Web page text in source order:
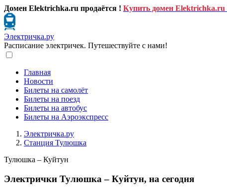
Домен Elektrichka.ru продаётся ! Купить домен Elektrichka.ru
Электричка.ру
Расписание электричек. Путешествуйте с нами!
Главная
Новости
Билеты на самолёт
Билеты на поезд
Билеты на автобус
Билеты на Аэроэкспресс
Электричка.ру
Станция Тулюшка
Тулюшка – Куйтун
Электрички Тулюшка – Куйтун, на сегодня